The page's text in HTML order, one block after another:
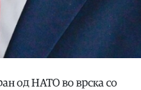
од НАТО во врска со